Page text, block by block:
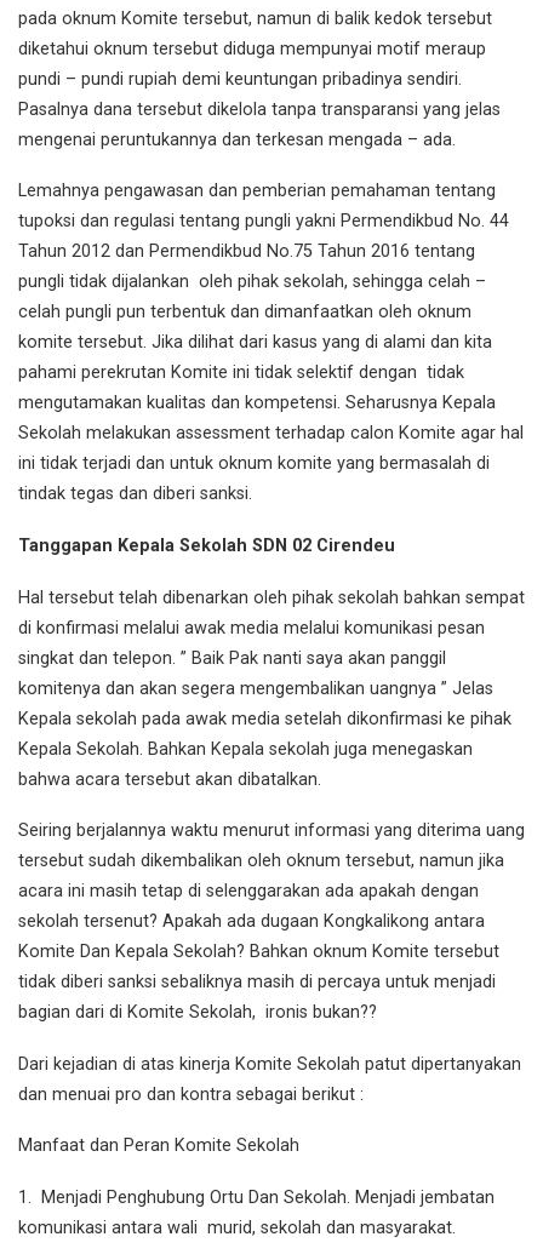
pada oknum Komite tersebut, namun di balik kedok tersebut
diketahui oknum tersebut diduga mempunyai motif meraup
pundi – pundi rupiah demi keuntungan pribadinya sendiri.
Pasalnya dana tersebut dikelola tanpa transparansi yang jelas
mengenai peruntukannya dan terkesan mengada – ada.
Lemahnya pengawasan dan pemberian pemahaman tentang
tupoksi dan regulasi tentang pungli yakni Permendikbud No. 44
Tahun 2012 dan Permendikbud No.75 Tahun 2016 tentang
pungli tidak dijalankan oleh pihak sekolah, sehingga celah –
celah pungli pun terbentuk dan dimanfaatkan oleh oknum
komite tersebut. Jika dilihat dari kasus yang di alami dan kita
pahami perekrutan Komite ini tidak selektif dengan tidak
mengutamakan kualitas dan kompetensi. Seharusnya Kepala
Sekolah melakukan assessment terhadap calon Komite agar hal
ini tidak terjadi dan untuk oknum komite yang bermasalah di
tindak tegas dan diberi sanksi.
Tanggapan Kepala Sekolah SDN 02 Cirendeu
Hal tersebut telah dibenarkan oleh pihak sekolah bahkan sempat
di konfirmasi melalui awak media melalui komunikasi pesan
singkat dan telepon. ” Baik Pak nanti saya akan panggil
komitenya dan akan segera mengembalikan uangnya ” Jelas
Kepala sekolah pada awak media setelah dikonfirmasi ke pihak
Kepala Sekolah. Bahkan Kepala sekolah juga menegaskan
bahwa acara tersebut akan dibatalkan.
Seiring berjalannya waktu menurut informasi yang diterima uang
tersebut sudah dikembalikan oleh oknum tersebut, namun jika
acara ini masih tetap di selenggarakan ada apakah dengan
sekolah tersenut? Apakah ada dugaan Kongkalikong antara
Komite Dan Kepala Sekolah? Bahkan oknum Komite tersebut
tidak diberi sanksi sebaliknya masih di percaya untuk menjadi
bagian dari di Komite Sekolah, ironis bukan??
Dari kejadian di atas kinerja Komite Sekolah patut dipertanyakan
dan menuai pro dan kontra sebagai berikut :
Manfaat dan Peran Komite Sekolah
1. Menjadi Penghubung Ortu Dan Sekolah. Menjadi jembatan
komunikasi antara wali murid, sekolah dan masyarakat.